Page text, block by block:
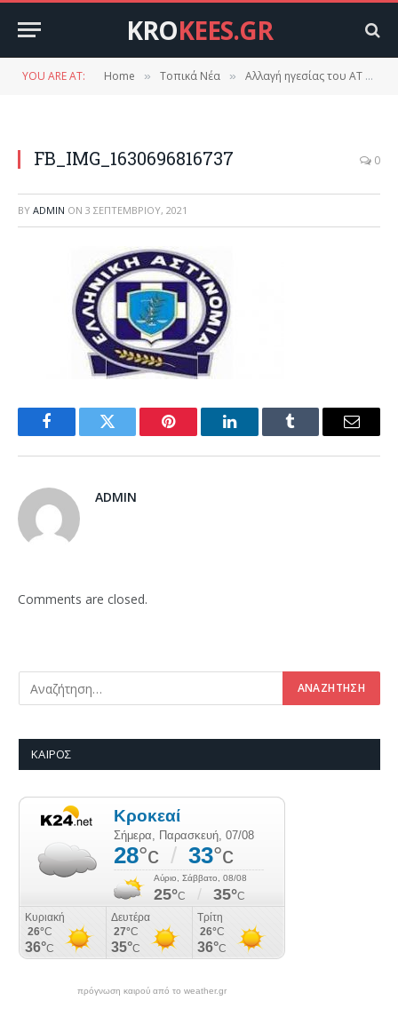
KROKEES.GR
YOU ARE AT: Home » Τοπικά Νέα » Αλλαγή ηγεσίας του ΑΤ Ευρώτα.
FB_IMG_1630696816737 0
BY ADMIN ON 3 ΣΕΠΤΕΜΒΡΊΟΥ, 2021
FacebookTwitter Pinterest LinkedInTumblr Email
ADMIN
Comments are closed.
ΚΑΙΡΌΣ
πρόγνωση καιρού από το weather.gr